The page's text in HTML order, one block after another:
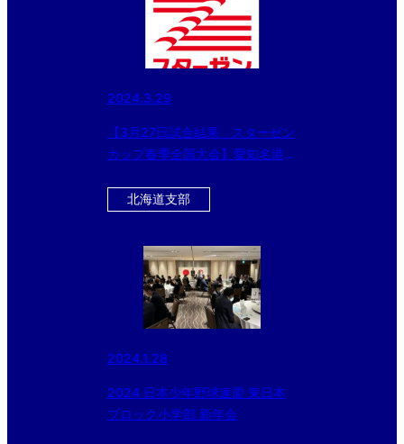
2024.3.29
【3月27日試合結果 スターゼン
カップ春季全国大会】愛知名港ボ
16に進出!!
北海道支部
2024.1.28
2024 日本少年野球連盟 東日本
ブロック小学部 新年会